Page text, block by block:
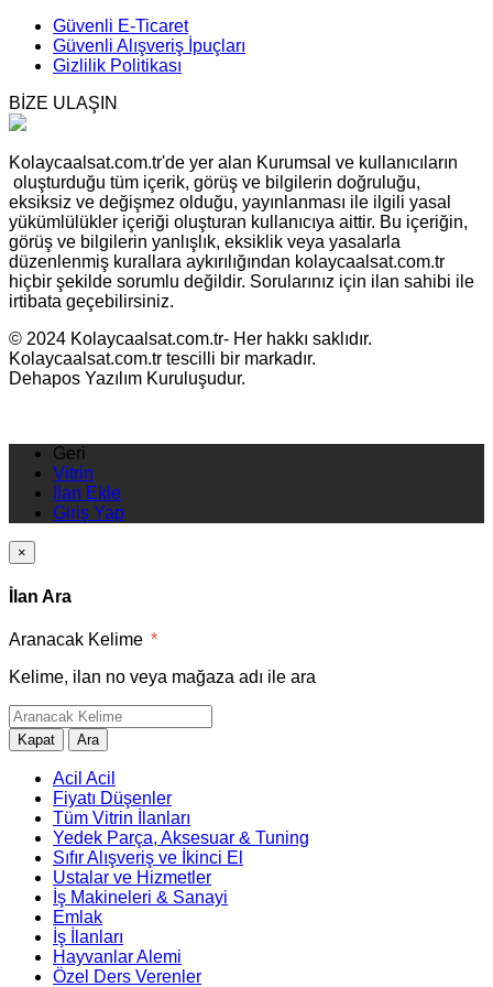
Güvenli E-Ticaret
Güvenli Alışveriş İpuçları
Gizlilik Politikası
BİZE ULAŞIN
Kolaycaalsat.com.tr'de yer alan Kurumsal ve kullanıcıların
oluşturduğu tüm içerik, görüş ve bilgilerin doğruluğu,
eksiksiz ve değişmez olduğu, yayınlanması ile ilgili yasal
yükümlülükler içeriği oluşturan kullanıcıya aittir. Bu içeriğin,
görüş ve bilgilerin yanlışlık, eksiklik veya yasalarla
düzenlenmiş kurallara aykırılığından kolaycaalsat.com.tr
hiçbir şekilde sorumlu değildir. Sorularınız için ilan sahibi ile
irtibata geçebilirsiniz.
© 2024 Kolaycaalsat.com.tr- Her hakkı saklıdır.
Kolaycaalsat.com.tr tescilli bir markadır.
Dehapos Yazılım Kuruluşudur.
Geri
Vitrin
İlan Ekle
Giriş Yap
×
İlan Ara
Aranacak Kelime *
Kelime, ilan no veya mağaza adı ile ara
Kapat Ara
Acil Acil
Fiyatı Düşenler
Tüm Vitrin İlanları
Yedek Parça, Aksesuar & Tuning
Sıfır Alışveriş ve İkinci El
Ustalar ve Hizmetler
İş Makineleri & Sanayi
Emlak
İş İlanları
Hayvanlar Alemi
Özel Ders Verenler